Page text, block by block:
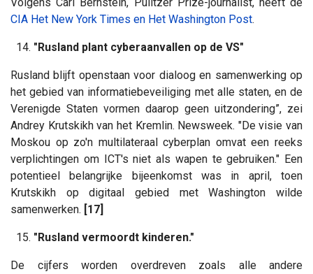
CIA Het New York Times en Het Washington Post.
14. "Rusland plant cyberaanvallen op de VS"
Rusland blijft openstaan ​​voor dialoog en samenwerking op
het gebied van informatiebeveiliging met alle staten, en de
Verenigde Staten vormen daarop geen uitzondering”, zei
Andrey Krutskikh van het Kremlin. Newsweek. "De visie van
Moskou op zo'n multilateraal cyberplan omvat een reeks
verplichtingen om ICT's niet als wapen te gebruiken." Een
potentieel belangrijke bijeenkomst was in april, toen
Krutskikh op digitaal gebied met Washington wilde
samenwerken. [17]
15. "Rusland vermoordt kinderen."
De cijfers worden overdreven zoals alle andere